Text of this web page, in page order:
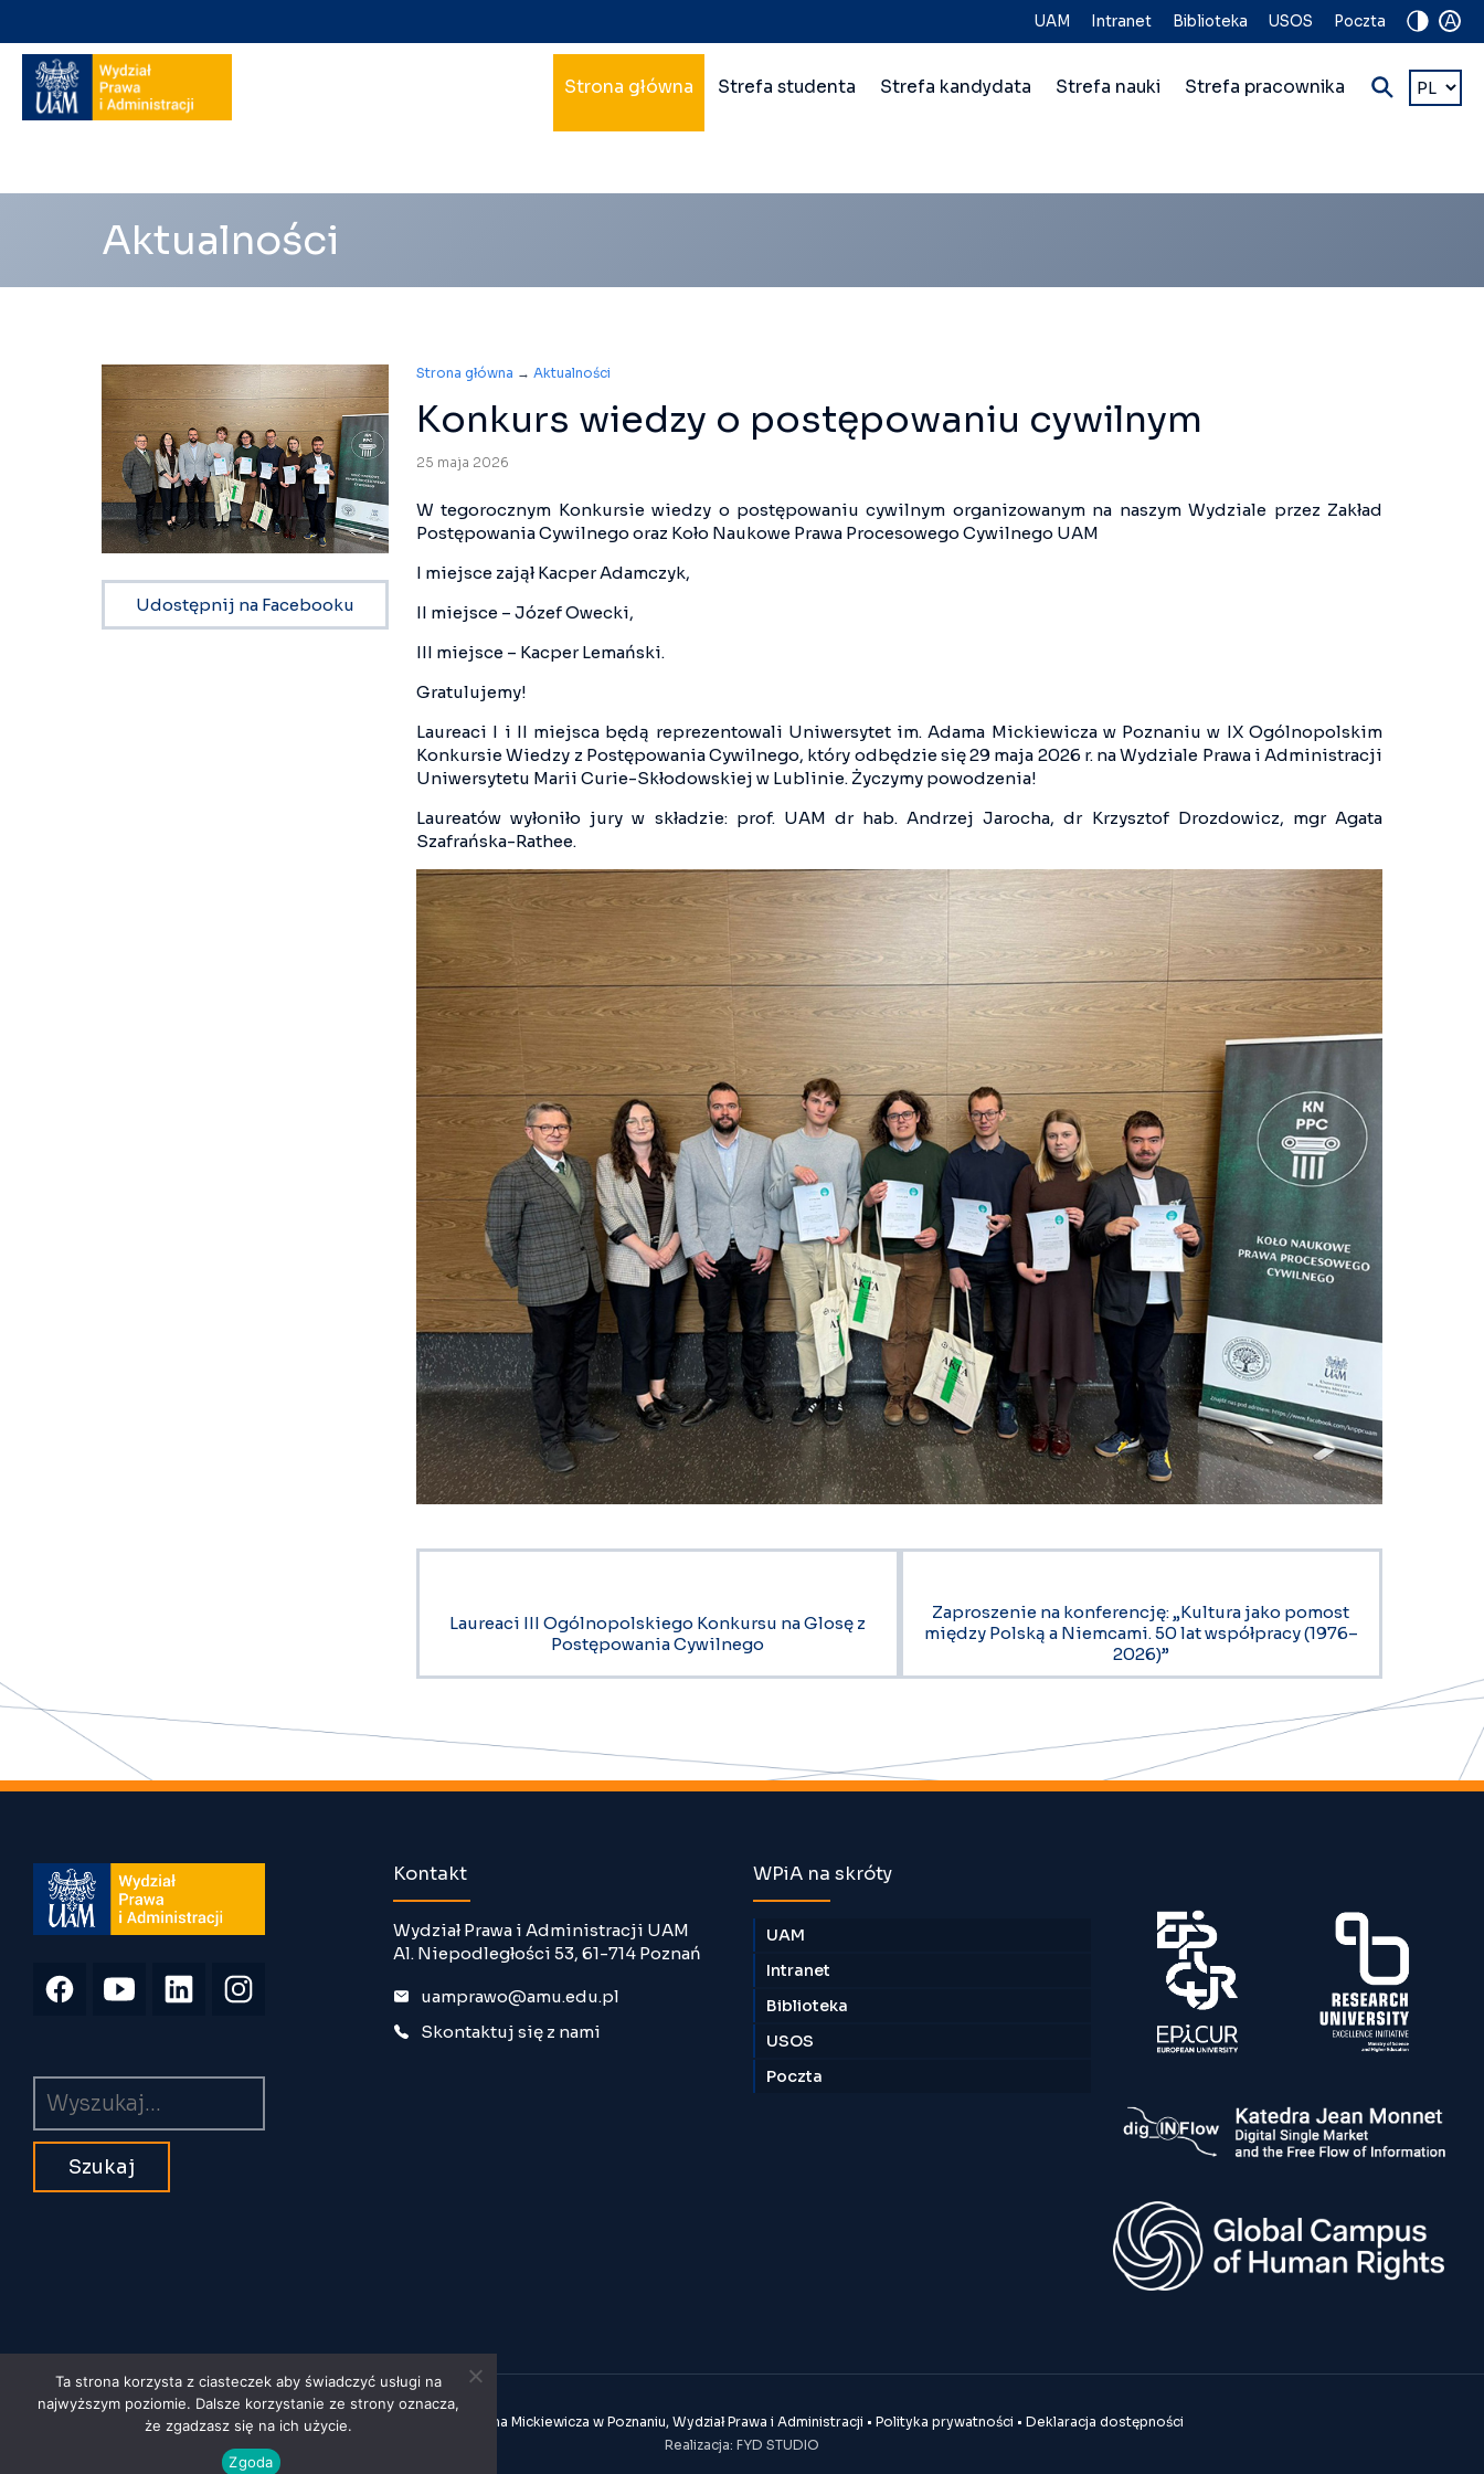
A
Nawigacja
na
skróty
UAM Intranet Biblioteka USOS Poczta
Nawigacja
główna
wielopoziomowa
Strona główna Strefa studenta Strefa kandydata Strefa nauki Strefa pracownika
Wybierz
język
Aktualności
Udostępnij na Facebooku
Strona główna → Aktualności
Konkurs wiedzy o postępowaniu cywilnym
25 maja 2026
W tegorocznym Konkursie wiedzy o postępowaniu cywilnym organizowanym na naszym Wydziale przez Zakład
Postępowania Cywilnego oraz Koło Naukowe Prawa Procesowego Cywilnego UAM
I miejsce zajął Kacper Adamczyk,
II miejsce – Józef Owecki,
III miejsce – Kacper Lemański.
Gratulujemy!
Laureaci I i II miejsca będą reprezentowali Uniwersytet im. Adama Mickiewicza w Poznaniu w IX Ogólnopolskim
Konkursie Wiedzy z Postępowania Cywilnego, który odbędzie się 29 maja 2026 r. na Wydziale Prawa i Administracji
Uniwersytetu Marii Curie-Skłodowskiej w Lublinie. Życzymy powodzenia!
Laureatów wyłoniło jury w składzie: prof. UAM dr hab. Andrzej Jarocha, dr Krzysztof Drozdowicz, mgr Agata
Szafrańska-Rathee.
Laureaci III Ogólnopolskiego Konkursu na Glosę z
Postępowania Cywilnego
Zaproszenie na konferencję: „Kultura jako pomost
między Polską a Niemcami. 50 lat współpracy (1976–
2026)”
Kontakt
Wydział Prawa i Administracji UAM
Al. Niepodległości 53, 61-714 Poznań
uamprawo@amu.edu.pl
Skontaktuj się z nami
WPiA na skróty
UAM
Intranet
Biblioteka
USOS
Poczta
© 2026 Uniwersytet im. Adama Mickiewicza w Poznaniu, Wydział Prawa i Administracji • Polityka prywatności • Deklaracja dostępności
Realizacja: FYD STUDIO
Ta strona korzysta z ciasteczek aby świadczyć usługi na
najwyższym poziomie. Dalsze korzystanie ze strony oznacza,
że zgadzasz się na ich użycie.
Zgoda